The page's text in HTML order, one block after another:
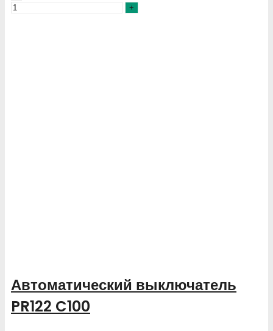
Автоматический выключатель
PR122 C100